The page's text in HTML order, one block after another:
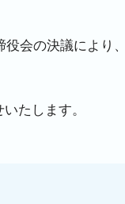
役会の決議により
たします。